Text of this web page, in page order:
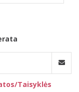
Taisyklės